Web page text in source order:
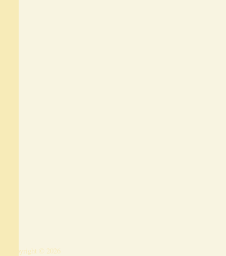
Copyright © 2026